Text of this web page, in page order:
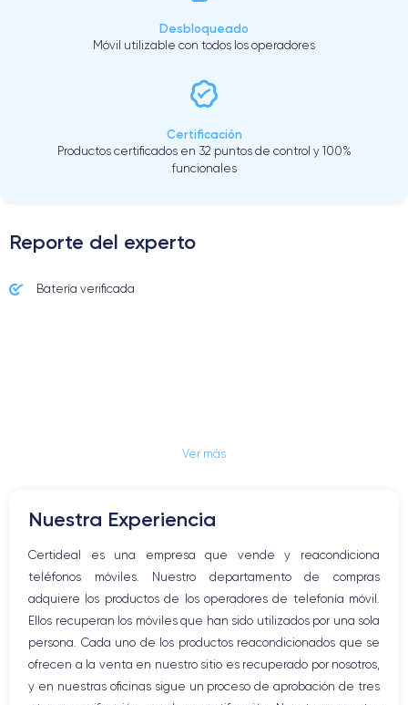
Desbloqueado
Móvil utilizable con todos los operadores
Certificación
Productos certificados en 32 puntos de control y 100%
funcionales
Reporte del experto
Batería verificada
Ver más
Nuestra Experiencia
Certideal es una empresa que vende y reacondiciona
teléfonos móviles. Nuestro departamento de compras
adquiere los productos de los operadores de telefonía móvil.
Ellos recuperan los móviles que han sido utilizados por una sola
persona. Cada uno de los productos reacondicionados que se
ofrecen a la venta en nuestro sitio es recuperado por nosotros,
y en nuestras oficinas sigue un proceso de aprobación de tres